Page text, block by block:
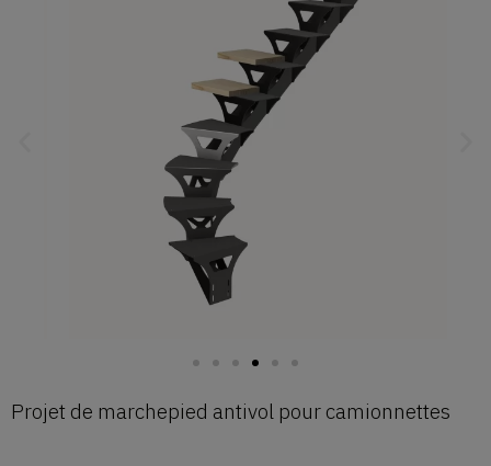
Projet de marchepied antivol pour camionnettes